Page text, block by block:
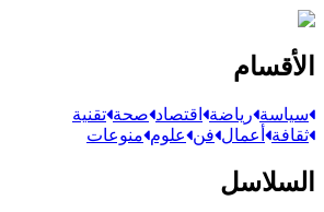
الأقسام
سياسة رياضة اقتصاد صحة تقنية
ثقافة أعمال فن علوم منوعات
السلاسل